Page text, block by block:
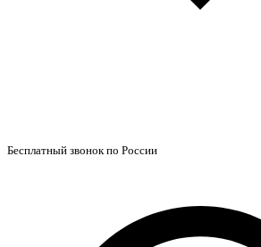
Бесплатный звонок по России